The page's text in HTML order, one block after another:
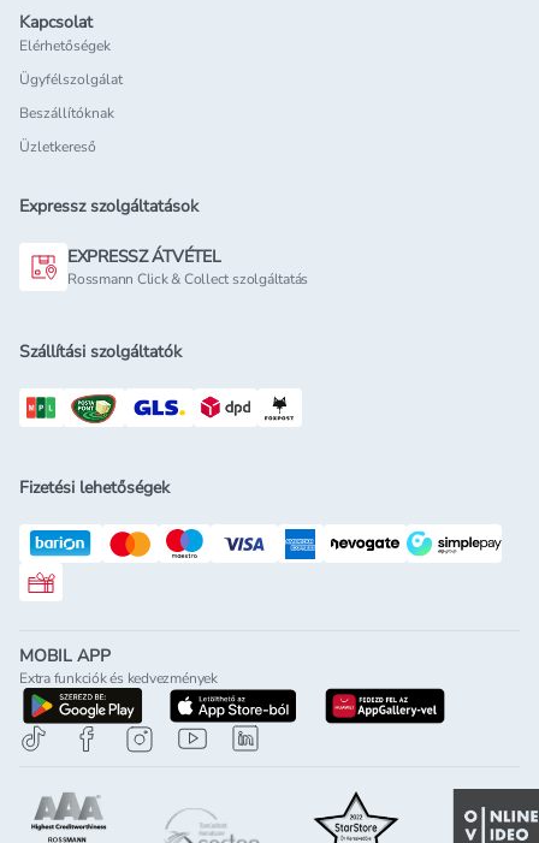
Kapcsolat
Elérhetőségek
Ügyfélszolgálat
Beszállítóknak
Üzletkereső
Expressz szolgáltatások
EXPRESSZ ÁTVÉTEL
Rossmann Click & Collect szolgáltatás
Szállítási szolgáltatók
Fizetési lehetőségek
Rossmann ajándékkártya
MOBIL APP
Extra funkciók és kedvezmények
letöltés a google-play-rölletöltés az app-store-ból
letöltés